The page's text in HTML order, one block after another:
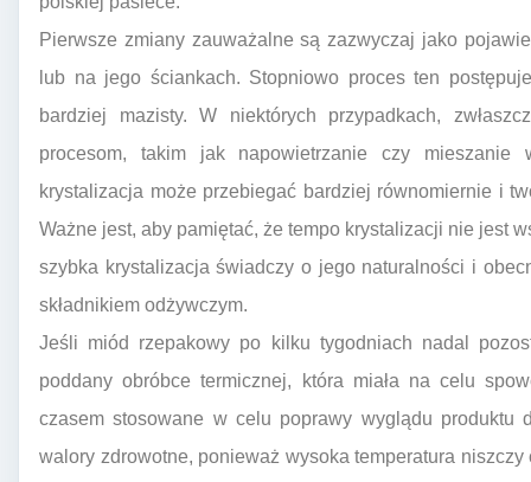
Pierwsze zmiany zauważalne są zazwyczaj jako
lub na jego ściankach. Stopniowo proces ten
bardziej mazisty. W niektórych przypadkach,
procesom, takim jak napowietrzanie czy mieszanie
krystalizacja może przebiegać bardziej równomiernie i
Ważne jest, aby pamiętać, że tempo krystalizacji nie jest
szybka krystalizacja świadczy o jego naturalności i
składnikiem odżywczym.
Jeśli miód rzepakowy po kilku tygodniach nadal
poddany obróbce termicznej, która miała na celu
czasem stosowane w celu poprawy wyglądu produktu
walory zdrowotne, ponieważ wysoka temperatura